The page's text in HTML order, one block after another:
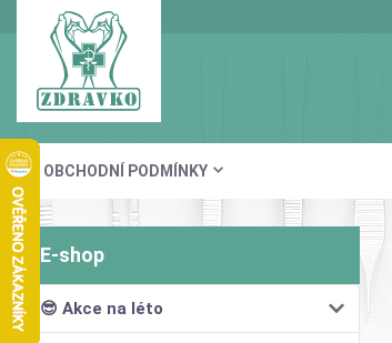
OBCHODNÍ PODMÍNKY
😎 Akce na léto